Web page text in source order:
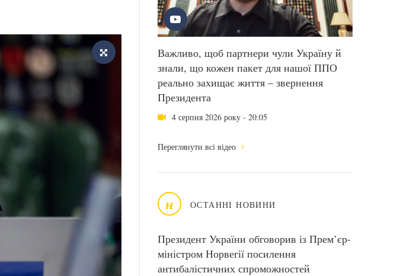
Важливо, щоб партнери чули Україну й
знали, що кожен пакет для нашої ППО
реально захищає життя – звернення
Президента
4 серпня 2026 року - 20:05
Переглянути всі відео
н ОСТАННІ НОВИНИ
Президент України обговорив із Прем’єр-
міністром Норвегії посилення
антибалістичних спроможностей